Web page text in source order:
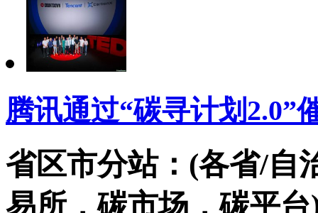
腾讯通过“碳寻计划2.0”
省区市分站：(各省/自
易所，碳市场，碳平台